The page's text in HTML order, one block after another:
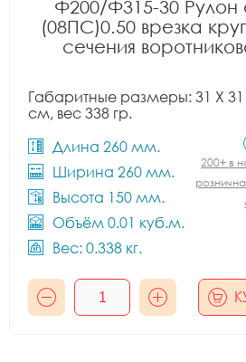
Ф200/Ф315-30 Рулон
(08ПС)0.50 врезка
сечения
Габаритные размеры: 31 X 31
см, вес 338 гр.
Длина 260 мм.
Ширина 260 мм.
Высота 150 мм.
Объём 0.01 куб.м.
Вес: 0.338 кг.
200+ в